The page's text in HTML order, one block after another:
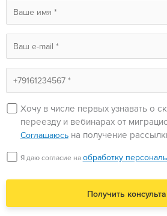
Хочу в числе первых узнавать о
переезду и вебинарах от
Соглашаюсьна получение
Я даю согласие наобработку